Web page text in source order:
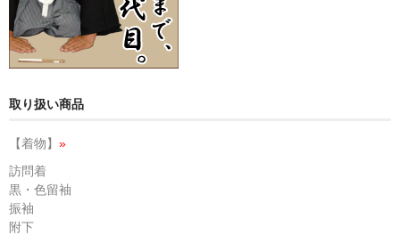
取り扱い商品
【着物】 »
訪問着
黒・色留袖
振袖
附下